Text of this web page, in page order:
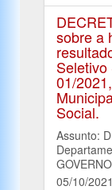
sobre a
Seletivo
01/
Social.
05/10/2021